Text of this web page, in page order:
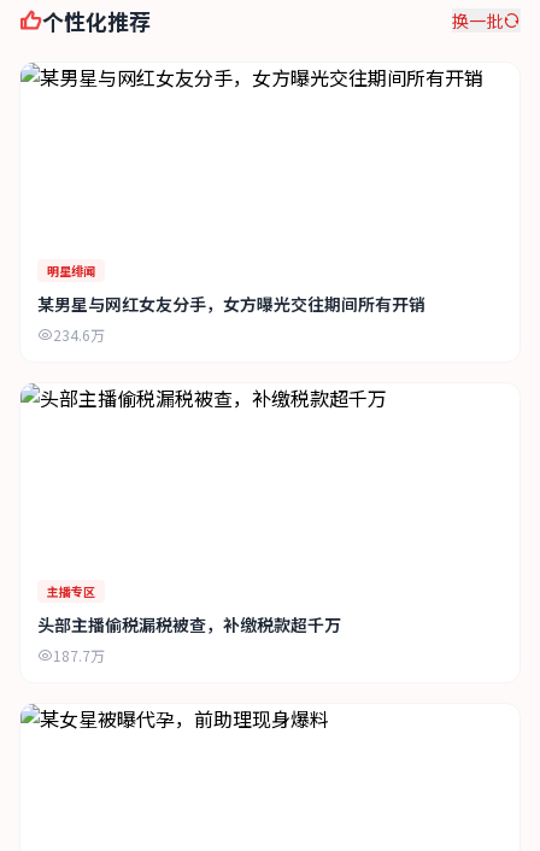
个性化推荐 换一批
明星绯闻
某男星与网红女友分手，女方曝光交往期间所有开销
234.6万
主播专区
头部主播偷税漏税被查，补缴税款超千万
187.7万